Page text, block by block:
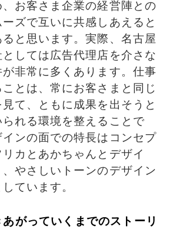
お客さま企業の経営陣との
ズで互いに共感しあえると
と思います。実際、名古屋
しては広告代理店を介さな
非常に多くあります。仕事
とは、常にお客さまと同じ
て、ともに成果を出そうと
れる環境を整えることで
ンの面での特長はコンセプ
リカとあかちゃんとデザイ
やさしいトーンのデザイン
ています。
がっていくまでのストーリ